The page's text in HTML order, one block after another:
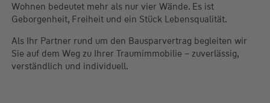
Wohnen bedeutet mehr als nur vier Wände. Es ist
Geborgenheit, Freiheit und ein Stück Lebensqualität.
Als Ihr Partner rund um den Bausparvertrag begleiten wir
Sie auf dem Weg zu Ihrer Traumimmobilie – zuverlässig,
verständlich und individuell.